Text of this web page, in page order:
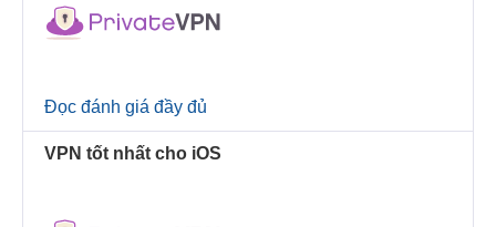
Đọc đánh giá đầy đủ
VPN tốt nhất cho iOS